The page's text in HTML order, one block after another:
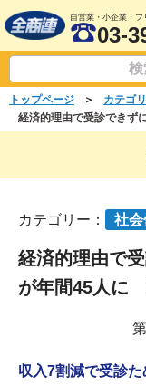
自営業・小企業・フ
03-
トップページ ＞ カテゴ
カテゴリー： 社
経済的理由で
が年間45人に
収入7割減で受診